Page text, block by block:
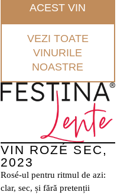
ACEST VIN
VEZI TOATE
VINURILE
NOASTRE
VIN ROZÉ SEC,
2023
Rosé-ul pentru ritmul de azi:
clar, sec, și fără pretenții